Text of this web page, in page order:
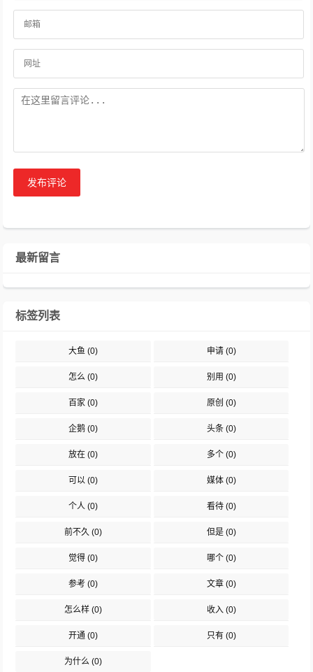
发布评论
最新留言
标签列表
大鱼 (0) 申请(0)
怎么 (0) 别用 (0)
百家 (0) 原创 (0)
企鹅 (0) 头条(0)
放在 (0) 多个(0)
可以 (0) 媒体(0)
个人 (0) 看待(0)
前不久 (0) 但是(0)
觉得 (0) 哪个(0)
参考 (0) 文章(0)
怎么样 (0) 收入(0)
开通 (0) 只有(0)
为什么 (0)